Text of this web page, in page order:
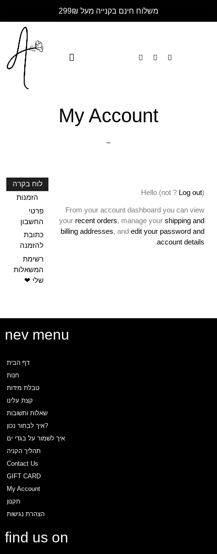
משלוח חינם בקנייה מעל 299₪
My Account
לוח בקרה
הזמנות
פרטי
החשבון
כתובת
להזמנה
רשימת
המשאלות
שלי ❤
Hello (not ? Log out)
From your account dashboard you can view
your recent orders, manage your shipping and
billing addresses, and edit your password and
account details
.
nev menu
דף הבית
חנות
טבלת מידות
קצת עלינו
שאלות ותשובות
איך לבחור נכון?
איך לשמור על בגדי ים
תהליך הקניה
Contact Us
GIFT CARD
My Account
תקנון
הצהרת נגישות
find us on
לאתר
Contact Us